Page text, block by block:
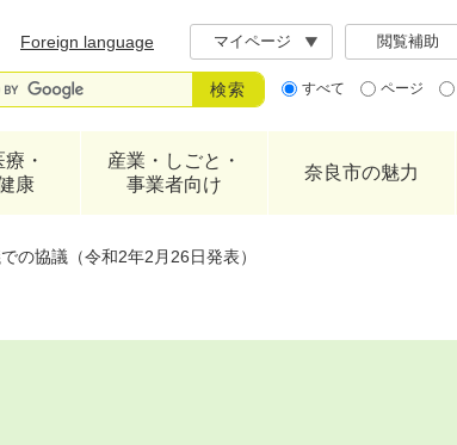
Foreign language マイページ 閲覧補助
すべて ページ
・
康
産業・しごと・
事業者向け
奈良市の魅力
の協議（令和2年2月26日発表）